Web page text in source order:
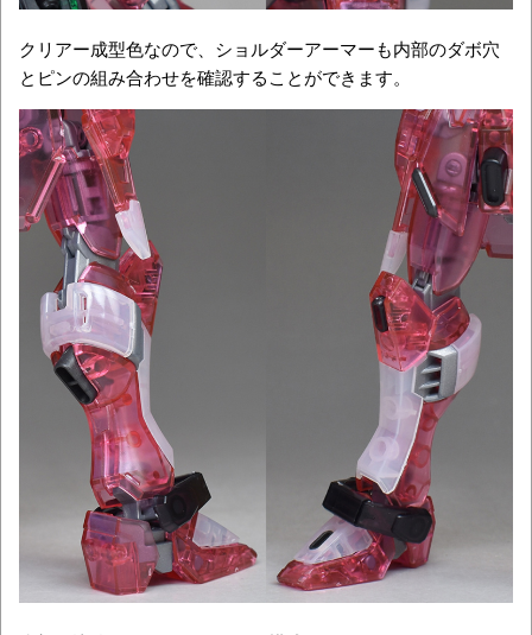
クリアー成型色なので、ショルダーアーマーも内部のダボ穴
とピンの組み合わせを確認することができます。